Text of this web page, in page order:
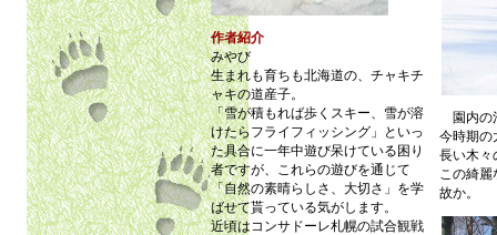
作者紹介
みやび
生まれも育ちも北海道の、チャキチ
ャキの道産子。
「雪が積もれば歩くスキー、雪が溶
けたらフライフィッシング」といっ
た具合に一年中遊び呆けている困り
者ですが、これらの遊びを通じて
「自然の素晴らしさ、大切さ」を学
ばせて貰っている気がします。
近頃はコンサドーレ札幌の試合観戦
園内の
今時期の
長い木々
この綺麗
故か。